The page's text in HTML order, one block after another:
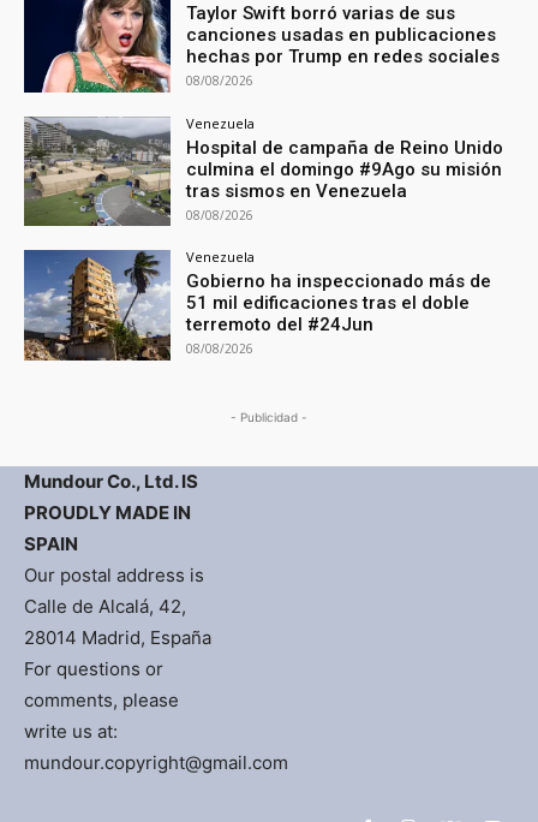
Taylor Swift borró varias de sus
canciones usadas en publicaciones
hechas por Trump en redes sociales
08/08/2026
Venezuela
Hospital de campaña de Reino Unido
culmina el domingo #9Ago su misión
tras sismos en Venezuela
08/08/2026
Venezuela
Gobierno ha inspeccionado más de
51 mil edificaciones tras el doble
terremoto del #24Jun
08/08/2026
- Publicidad -
Mundour Co., Ltd. IS
PROUDLY MADE IN
SPAIN
Our postal address is
Calle de Alcalá, 42,
28014 Madrid, España
For questions or
comments, please
write us at:
mundour.copyright@gmail.com